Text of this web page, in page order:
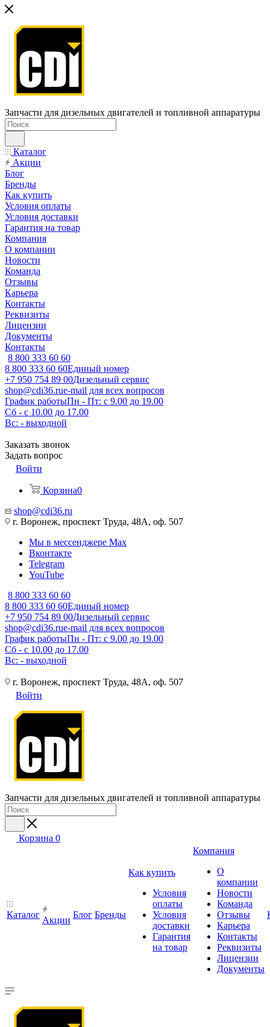
Запчасти для дизельных двигателей и топливной аппаратуры
Каталог
Акции
Блог
Бренды
Как купить
Условия оплаты
Условия доставки
Гарантия на товар
Компания
О компании
Новости
Команда
Отзывы
Карьера
Контакты
Реквизиты
Лицензии
Документы
Контакты
8 800 333 60 60
8 800 333 60 60Единый номер
+7 950 754 89 00Дизельный сервис
shop@cdi36.rue-mail для всех вопросов
График работыПн - Пт: с 9.00 до 19.00
Сб - с 10.00 до 17.00
Вс: - выходной
Заказать звонок
Задать вопрос
Войти
Корзина0
shop@cdi36.ru
г. Воронеж, проспект Труда, 48А, оф. 507
Мы в мессенджере Max
Вконтакте
Telegram
YouTube
8 800 333 60 60
8 800 333 60 60Единый номер
+7 950 754 89 00Дизельный сервис
shop@cdi36.rue-mail для всех вопросов
График работыПн - Пт: с 9.00 до 19.00
Сб - с 10.00 до 17.00
Вс: - выходной
г. Воронеж, проспект Труда, 48А, оф. 507
Войти
Запчасти для дизельных двигателей и топливной аппаратуры
Корзина 0
Каталог
Акции
Блог Бренды
Как купить
Условия
оплаты
Условия
доставки
Гарантия
на товар
Компания
О
компании
Новости
Команда
Отзывы
Карьера
Контакты
Реквизиты
Лицензии
Документы